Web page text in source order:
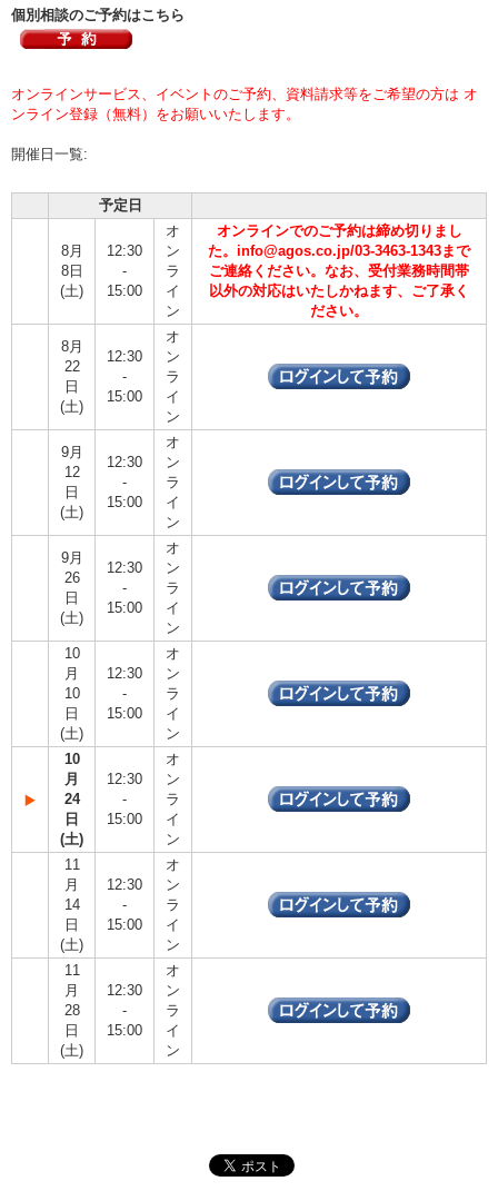
個別相談のご予約はこちら
オンラインサービス、イベントのご予約、資料請求等をご希望の方は オ
ンライン登録（無料）をお願いいたします。
開催日一覧:
予定日
8月
8日
(土)
12:30
-
15:00
オ
ン
ラ
イ
ン
オンラインでのご予約は締め切りまし
た。info@agos.co.jp/03-3463-1343まで
ご連絡ください。なお、受付業務時間帯
以外の対応はいたしかねます、ご了承く
ださい。
8月
22
日
(土)
12:30
-
15:00
オ
ン
ラ
イ
ン
9月
12
日
(土)
12:30
-
15:00
オ
ン
ラ
イ
ン
9月
26
日
(土)
12:30
-
15:00
オ
ン
ラ
イ
ン
10
月
10
日
(土)
12:30
-
15:00
オ
ン
ラ
イ
ン
10
月
24
日
(土)
12:30
-
15:00
オ
ン
ラ
イ
ン
11
月
14
日
(土)
12:30
-
15:00
オ
ン
ラ
イ
ン
11
月
28
日
(土)
12:30
-
15:00
オ
ン
ラ
イ
ン